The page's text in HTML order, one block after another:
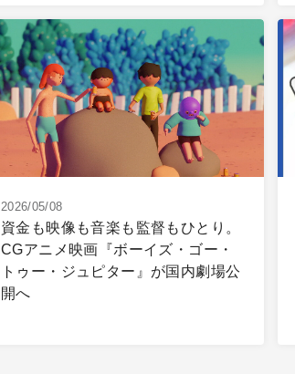
2026/05/08
資金も映像も音楽も監督もひとり。
CGアニメ映画『ボーイズ・ゴー・
トゥー・ジュピター』が国内劇場公
開へ